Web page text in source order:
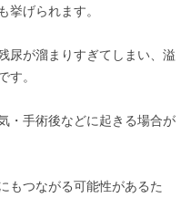
挙げられます。
尿が溜まりすぎてしまい、溢
。
・手術後などに起きる場合が
もつながる可能性があるた